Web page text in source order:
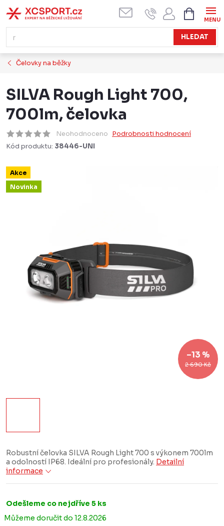
na
obsah
HLEDAT
KOŠÍK
Čelovky na běžky
SILVA Rough Light 700,
700lm, čelovka
Neohodnoceno Podrobnosti hodnocení
Kód produktu: 38446-UNI
Akce
Novinka
2 690 Kč
–13 %
Robustní čelovka SILVA Rough Light 700 s výkonem 700lm
a odolností IP68. Ideální pro profesionály. Detailní
informace
Odešleme co nejdříve 5 ks
12.8.2026